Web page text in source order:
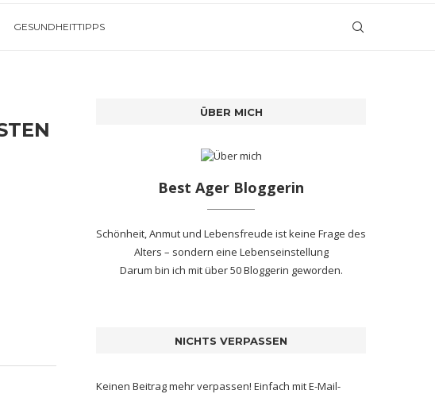
GESUNDHEITTIPPS
ÜBER MICH
Best Ager Bloggerin
Schönheit, Anmut und Lebensfreude ist keine Frage des
Alters – sondern eine Lebenseinstellung
Darum bin ich mitüber 50 Bloggerin geworden.
NICHTS VERPASSEN
Keinen Beitrag mehr verpassen! Einfach mit E-Mail-